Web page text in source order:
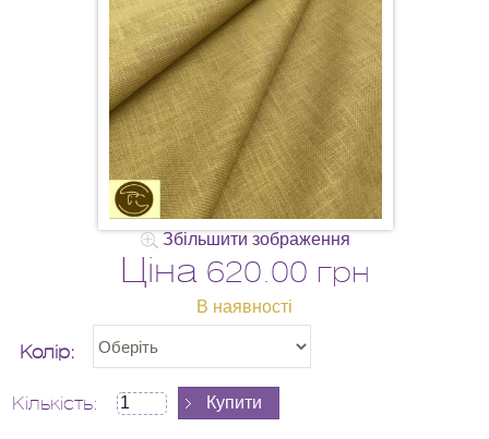
Збільшити зображення
Ціна 620.00 грн
В наявності
Колір:
Кількість: